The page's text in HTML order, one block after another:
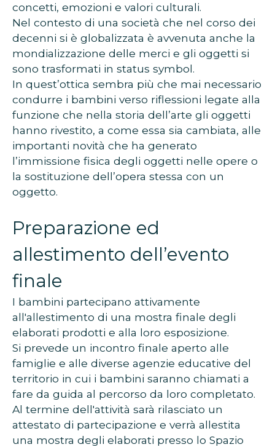
concetti, emozioni e valori culturali.
Nel contesto di una società che nel corso dei
decenni si è globalizzata è avvenuta anche la
mondializzazione delle merci e gli oggetti si
sono trasformati in status symbol.
In quest’ottica sembra più che mai necessario
condurre i bambini verso riflessioni legate alla
funzione che nella storia dell’arte gli oggetti
hanno rivestito, a come essa sia cambiata, alle
importanti novità che ha generato
l’immissione fisica degli oggetti nelle opere o
la sostituzione dell’opera stessa con un
oggetto.
Preparazione ed
allestimento dell’evento
finale
I bambini partecipano attivamente
all'allestimento di una mostra finale degli
elaborati prodotti e alla loro esposizione.
Si prevede un incontro finale aperto alle
famiglie e alle diverse agenzie educative del
territorio in cui i bambini saranno chiamati a
fare da guida al percorso da loro completato.
Al termine dell'attività sarà rilasciato un
attestato di partecipazione e verrà allestita
una mostra degli elaborati presso lo Spazio